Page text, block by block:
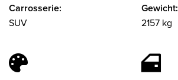
Carrosserie:
SUV
Gewicht:
2157 kg